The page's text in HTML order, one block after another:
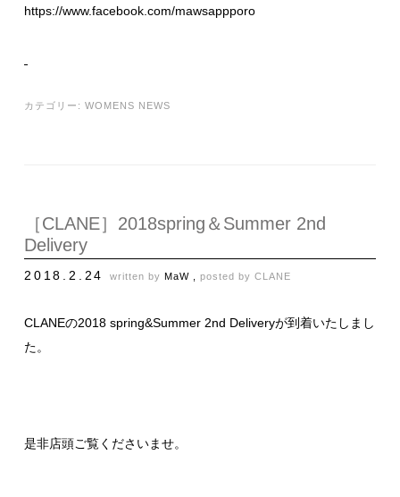
https://www.facebook.com/mawsappporo
カテゴリー: WOMENS NEWS
［CLANE］2018spring＆Summer 2nd
Delivery
2018.2.24 written by MaW , posted by CLANE
CLANEの2018 spring&Summer 2nd Deliveryが到着いたしまし
た。
是非店頭ご覧くださいませ。